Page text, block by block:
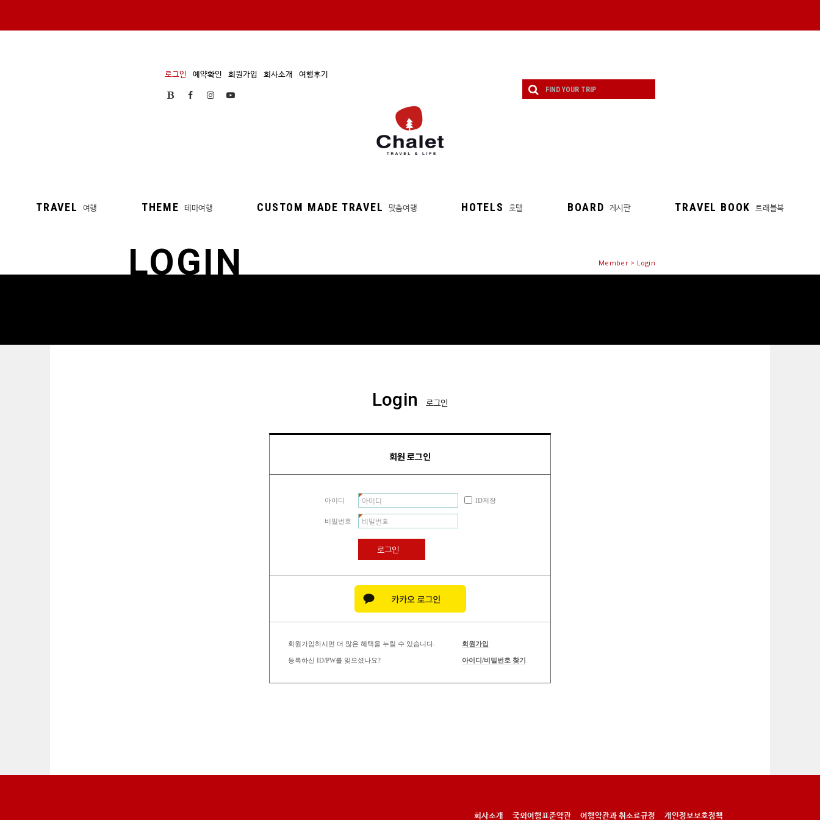
로그인 예약확인 회원가입 회사소개 여행후기
TRAVEL 여행 THEME 테마여행 CUSTOM MADE TRAVEL 맞춤여행 HOTELS 호텔 BOARD 게시판 TRAVEL BOOK 트래블북
LOGIN Member > Login
Login 로그인
회원 로그인
아이디 ID저장
비밀번호
로그인
회원가입하시면 더 많은 혜택을 누릴 수 있습니다. 회원가입
등록하신 ID/PW를 잊으셨나요? 아이디/비밀번호 찾기
회사소개 국외여행표준약관 여행약관과 취소료규정 개인정보보호정책